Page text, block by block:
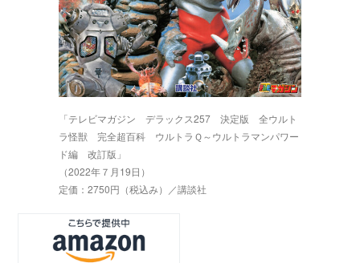
「テレビマガジン デラックス257 決定版 全ウルト
ラ怪獣 完全超百科 ウルトラＱ～ウルトラマンパワー
ド編 改訂版」
（2022年７月19日）
定価：2750円（税込み）／講談社